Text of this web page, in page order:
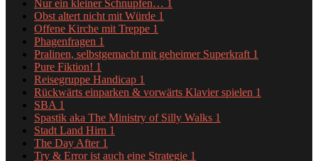
Nur ein kleiner Schnupfen… 1
Obst altert nicht mit Würde 1
Offene Kirche mit Treppe 1
Phagenfragen 1
Pralinen, selbstgemacht mit geheimer Superkraft 1
Pure Fiktion! 1
Reisegruppe Handicap 1
Rückwärts einparken & vorwärts Klavier spielen 1
SBA 1
Spastik aka The Ministry of Silly Walks 1
Stadt Land Hirn 1
The Day After 1
Try & Error ist auch eine Strategie 1